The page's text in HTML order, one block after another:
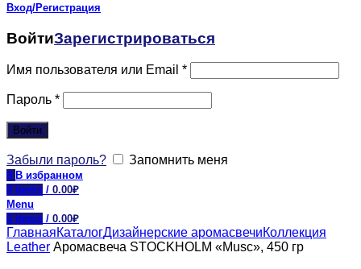
Вход/Регистрация
ВойтиЗарегистрироваться
Имя пользователя или Email *
Пароль *
Войти
Забыли пароль? Запомнить меня
0 В избранном
0 items / 0.00₽
Menu
0 items / 0.00₽
ГлавнаяКаталогДизайнерские аромасвечиКоллекция
Leather Аромасвеча STOCKHOLM «Musc», 450 гр